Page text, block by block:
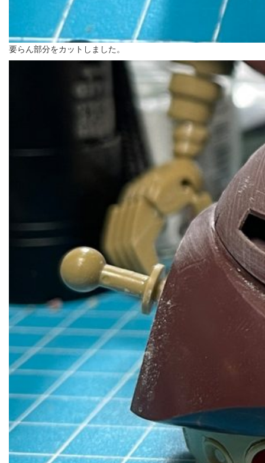
要らん部分をカットしました。